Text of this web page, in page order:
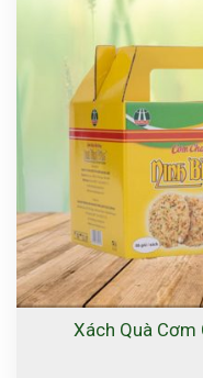
Xách Quà Cơm